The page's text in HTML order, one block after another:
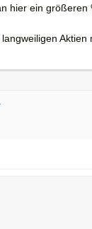
hier ein größeren
Aktien